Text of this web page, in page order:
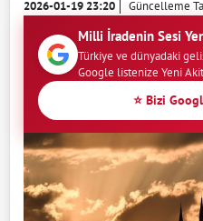
2026-01-19 23:20 Güncelleme
Milli İradenin Sesi
Türkiye ve dünyadaki
Google listenize Yeni
⭐ Bizi